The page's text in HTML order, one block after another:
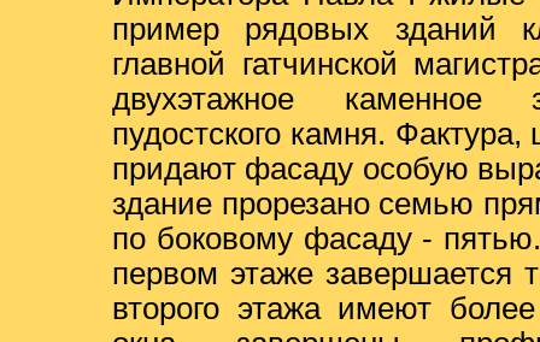
пример рядовых зданий
главной гатчинской
двухэтажное каменное
пудостского камня.
придают фасаду особую
здание прорезано семью
по боковому фасаду -
первом этаже
второго этажа имеют